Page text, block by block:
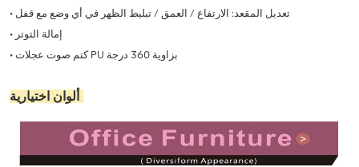
• تعديل المقعد: الارتفاع / العمق / تبليط الظهر في أي وضع مع قفل
• إمالة التوتر
• كتم صوت عجلات PU بزاوية 360 درجة